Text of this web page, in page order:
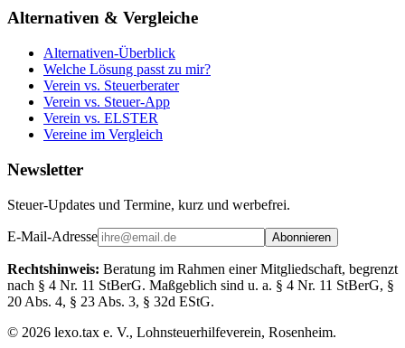
Alternativen & Vergleiche
Alternativen-Überblick
Welche Lösung passt zu mir?
Verein vs. Steuerberater
Verein vs. Steuer-App
Verein vs. ELSTER
Vereine im Vergleich
Newsletter
Steuer-Updates und Termine, kurz und werbefrei.
E-Mail-Adresse Abonnieren
Rechtshinweis: Beratung im Rahmen einer Mitgliedschaft, begrenzt
nach § 4 Nr. 11 StBerG. Maßgeblich sind u. a. § 4 Nr. 11 StBerG, §
20 Abs. 4, § 23 Abs. 3, § 32d EStG.
© 2026 lexo.tax e. V., Lohnsteuerhilfeverein, Rosenheim.